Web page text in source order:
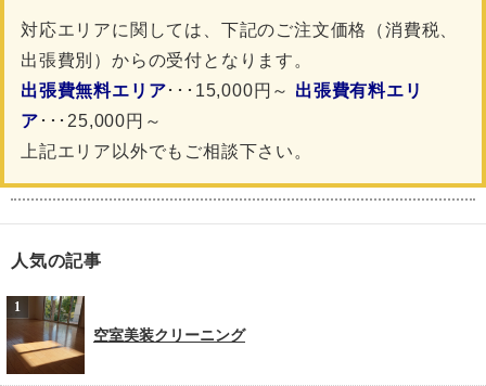
対応エリアに関しては、下記のご注文価格（消費税、
出張費別）からの受付となります。
出張費無料エリア･･･15,000円～ 出張費有料エリ
ア ･･･25,000円～
上記エリア以外でもご相談下さい。
人気の記事
空室美装クリーニング